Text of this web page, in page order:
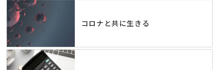
コロナと共に生きる